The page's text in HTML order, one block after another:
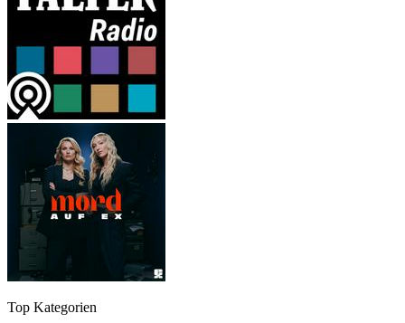
Top Kategorien